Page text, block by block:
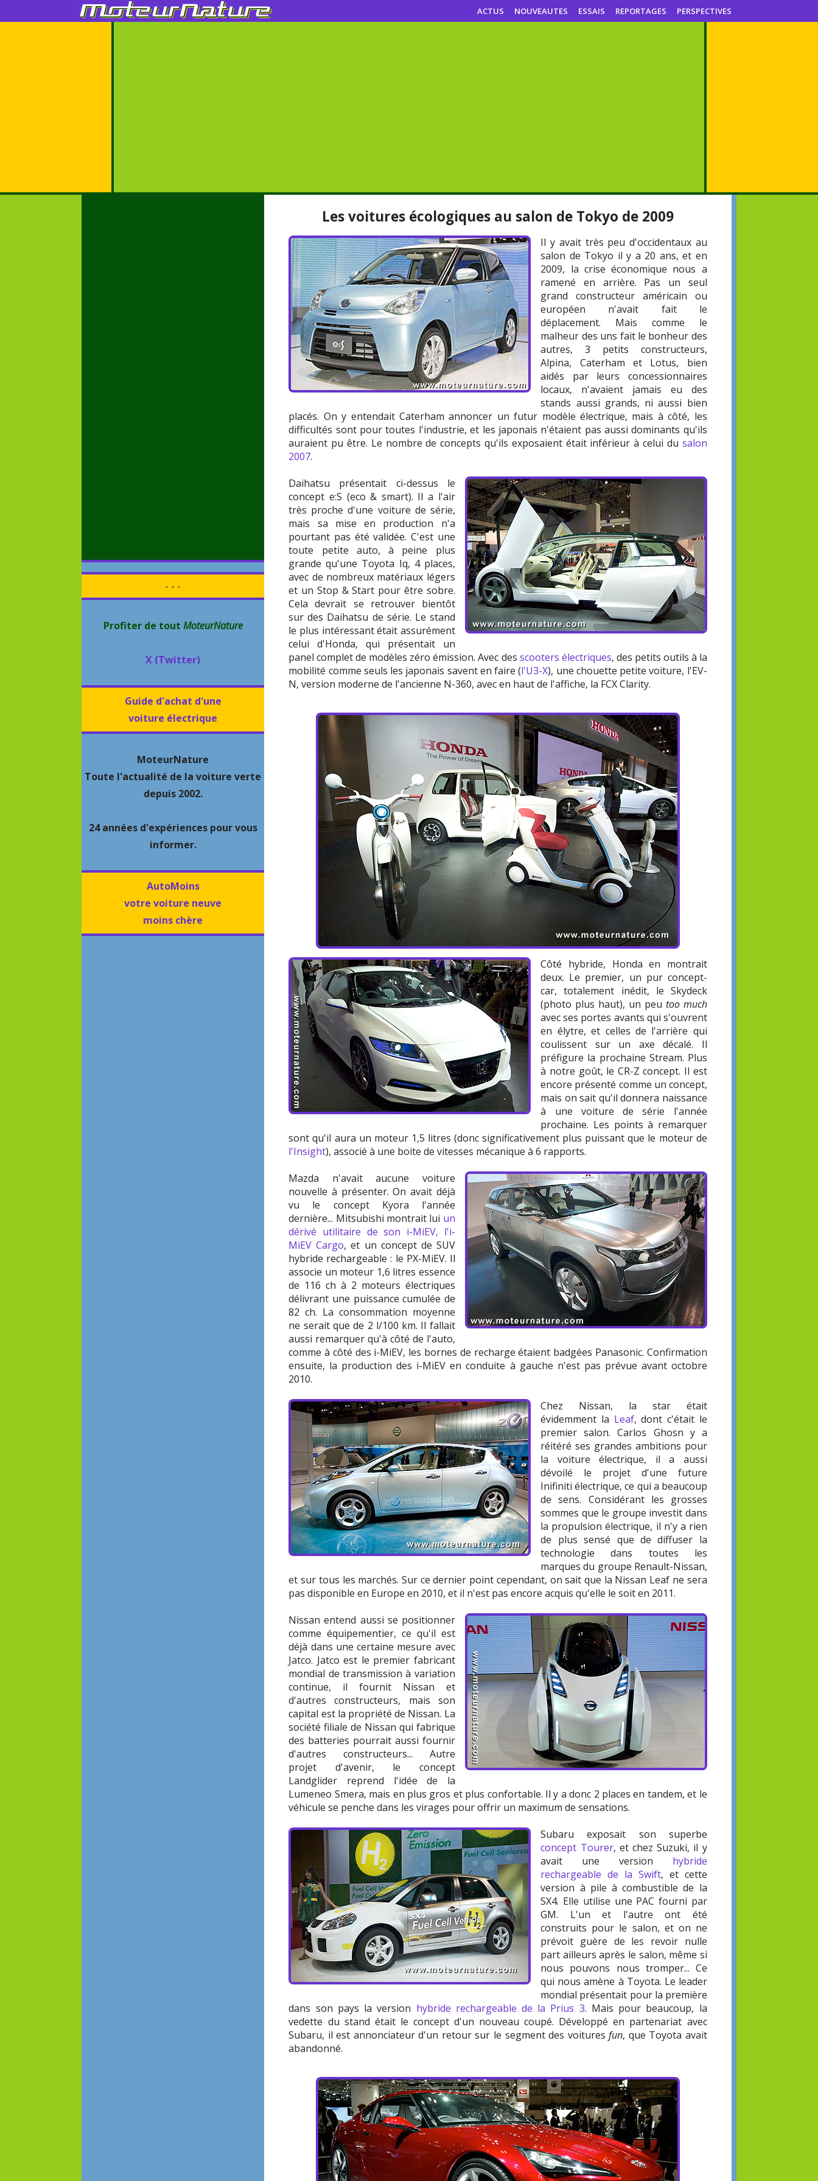
ACTUS NOUVEAUTES ESSAIS REPORTAGES PERSPECTIVES
- - -
Profiter de tout MoteurNature
X (Twitter)
Guide d'achat d'une
voiture électrique
MoteurNature
Toute l'actualité de la voiture verte
depuis 2002.
24 années d'expériences pour vous
informer.
AutoMoins
votre voiture neuve
moins chère
Les voitures écologiques au salon de Tokyo de 2009
Il y avait très peu d'occidentaux au
salon de Tokyo il y a 20 ans, et en
2009, la crise économique nous a
ramené en arrière. Pas un seul
grand constructeur américain ou
européen n'avait fait le
déplacement. Mais comme le
malheur des uns fait le bonheur des
autres, 3 petits constructeurs,
Alpina, Caterham et Lotus, bien
aidés par leurs concessionnaires
locaux, n'avaient jamais eu des
stands aussi grands, ni aussi bien
placés. On y entendait Caterham annoncer un futur modèle électrique, mais à côté, les
difficultés sont pour toutes l'industrie, et les japonais n'étaient pas aussi dominants qu'ils
auraient pu être. Le nombre de concepts qu'ils exposaient était inférieur à celui du salon
2007.
Daihatsu présentait ci-dessus le
concept e:S (eco & smart). Il a l'air
très proche d'une voiture de série,
mais sa mise en production n'a
pourtant pas été validée. C'est une
toute petite auto, à peine plus
grande qu'une Toyota Iq, 4 places,
avec de nombreux matériaux légers
et un Stop & Start pour être sobre.
Cela devrait se retrouver bientôt
sur des Daihatsu de série. Le stand
le plus intéressant était assurément
celui d'Honda, qui présentait un
panel complet de modèles zéro émission. Avec des scooters électriques, des petits outils à la
mobilité comme seuls les japonais savent en faire (l'U3-X), une chouette petite voiture, l'EV-
N, version moderne de l'ancienne N-360, avec en haut de l'affiche, la FCX Clarity.
Côté hybride, Honda en montrait
deux. Le premier, un pur concept-
car, totalement inédit, le Skydeck
(photo plus haut), un peu too much
avec ses portes avants qui s'ouvrent
en élytre, et celles de l'arrière qui
coulissent sur un axe décalé. Il
préfigure la prochaine Stream. Plus
à notre goût, le CR-Z concept. Il est
encore présenté comme un concept,
mais on sait qu'il donnera naissance
à une voiture de série l'année
prochaine. Les points à remarquer
sont qu'il aura un moteur 1,5 litres (donc significativement plus puissant que le moteur de
l'Insight), associé à une boite de vitesses mécanique à 6 rapports.
Mazda n'avait aucune voiture
nouvelle à présenter. On avait déjà
vu le concept Kyora l'année
dernière... Mitsubishi montrait lui un
dérivé utilitaire de son i-MiEV, l'i-
MiEV Cargo, et un concept de SUV
hybride rechargeable : le PX-MiEV. Il
associe un moteur 1,6 litres essence
de 116 ch à 2 moteurs électriques
délivrant une puissance cumulée de
82 ch. La consommation moyenne
ne serait que de 2 l/100 km. Il fallait
aussi remarquer qu'à côté de l'auto,
comme à côté des i-MiEV, les bornes de recharge étaient badgées Panasonic. Confirmation
ensuite, la production des i-MiEV en conduite à gauche n'est pas prévue avant octobre
2010.
Chez Nissan, la star était
évidemment la Leaf, dont c'était le
premier salon. Carlos Ghosn y a
réitéré ses grandes ambitions pour
la voiture électrique, il a aussi
dévoilé le projet d'une future
Inifiniti électrique, ce qui a beaucoup
de sens. Considérant les grosses
sommes que le groupe investit dans
la propulsion électrique, il n'y a rien
de plus sensé que de diffuser la
technologie dans toutes les
marques du groupe Renault-Nissan,
et sur tous les marchés. Sur ce dernier point cependant, on sait que la Nissan Leaf ne sera
pas disponible en Europe en 2010, et il n'est pas encore acquis qu'elle le soit en 2011.
Nissan entend aussi se positionner
comme équipementier, ce qu'il est
déjà dans une certaine mesure avec
Jatco. Jatco est le premier fabricant
mondial de transmission à variation
continue, il fournit Nissan et
d'autres constructeurs, mais son
capital est la propriété de Nissan. La
société filiale de Nissan qui fabrique
des batteries pourrait aussi fournir
d'autres constructeurs... Autre
projet d'avenir, le concept
Landglider reprend l'idée de la
Lumeneo Smera, mais en plus gros et plus confortable. Il y a donc 2 places en tandem, et le
véhicule se penche dans les virages pour offrir un maximum de sensations.
Subaru exposait son superbe
concept Tourer, et chez Suzuki, il y
avait une version hybride
rechargeable de la Swift, et cette
version à pile à combustible de la
SX4. Elle utilise une PAC fourni par
GM. L'un et l'autre ont été
construits pour le salon, et on ne
prévoit guère de les revoir nulle
part ailleurs après le salon, même si
nous pouvons nous tromper... Ce
qui nous amène à Toyota. Le leader
mondial présentait pour la première
dans son pays la version hybride rechargeable de la Prius 3. Mais pour beaucoup, la
vedette du stand était le concept d'un nouveau coupé. Développé en partenariat avec
Subaru, il est annonciateur d'un retour sur le segment des voituresfun, que Toyota avait
abandonné.